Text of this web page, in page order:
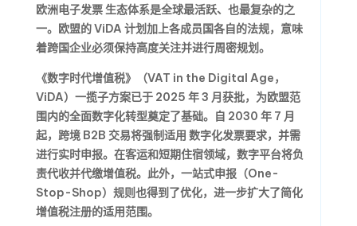
欧洲电子发票生态体系是全球最活跃、也最复杂的之
一。欧盟的 ViDA 计划加上各成员国各自的法规，意味
着跨国企业必须保持高度关注并进行周密规划。
《数字时代增值税》（VAT in the Digital Age，
ViDA）一揽子方案已于 2025 年 3 月获批，为欧盟范
围内的全面数字化转型奠定了基础。自 2030 年 7 月
起，跨境 B2B 交易将强制适用 数字化发票要求，并需
进行实时申报。在客运和短期住宿领域，数字平台将负
责代收并代缴增值税。此外，一站式申报（One-
Stop-Shop）规则也得到了优化，进一步扩大了简化
增值税注册的适用范围。